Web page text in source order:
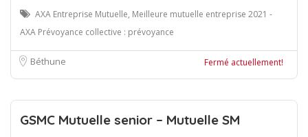
AXA Entreprise Mutuelle, Meilleure mutuelle entreprise 2021 -
AXA Prévoyance collective : prévoyance
Béthune Fermé actuellement!
GSMC Mutuelle senior – Mutuelle SM